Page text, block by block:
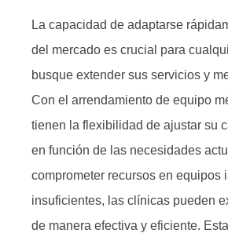
La capacidad de adaptarse
del mercado es crucial para
busque extender sus servicios y
Con el arrendamiento de equipo
tienen la flexibilidad de ajustar su
en función de las necesidades
comprometer recursos en equipos
insuficientes, las clínicas pueden
de manera efectiva y eficiente.